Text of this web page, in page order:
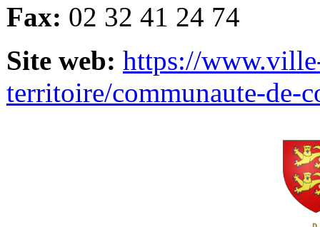
Fax: 02 32 41 24 74
Site web: https://
territoire/communaute-de-